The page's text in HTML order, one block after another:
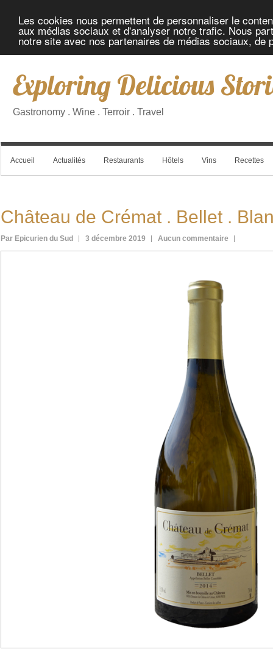
Les cookies nous permettent de personnaliser le
aux médias sociaux et d'analyser notre trafic. Nous
notre site avec nos partenaires de médias sociaux, de
Exploring Delicious
Gastronomy . Wine . Terroir . Travel
Accueil Actualités Restaurants Hôtels Vins Recettes
Château de Crémat . Bellet .
Par Epicurien du Sud 3 décembre 2019 Aucun commentaire